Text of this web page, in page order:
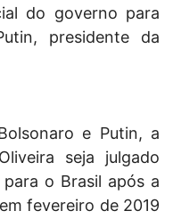
do governo para
presidente da
e Putin, a
seja julgado
o Brasil após a
fevereiro de 2019